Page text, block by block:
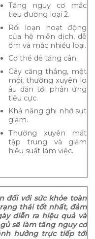
Tăng nguy cơ mắc
tiểu đường loại 2.
Rối loạn hoạt động
của hệ miễn dịch, dễ
ốm và mắc nhiều loại.
Cơ thể dễ tăng cân.
Gây căng thẳng, mệt
mỏi, thường xuyên lo
âu dẫn tới phản ứng
tiêu cực.
Khả năng ghi nhớ sụt
giảm.
Thường xuyên mất
tập trung và giảm
hiệu suất làm việc.
đối với sức khỏe toàn
thái tốt nhất, đảm
diễn ra hiệu quả và
sẽ làm tăng nguy cơ
hưởng trực tiếp tới